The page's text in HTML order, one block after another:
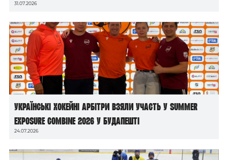
31.07.2026
Українські хокейні арбітри взяли участь у Summer
Exposure Combine 2026 у Будапешті
24.07.2026